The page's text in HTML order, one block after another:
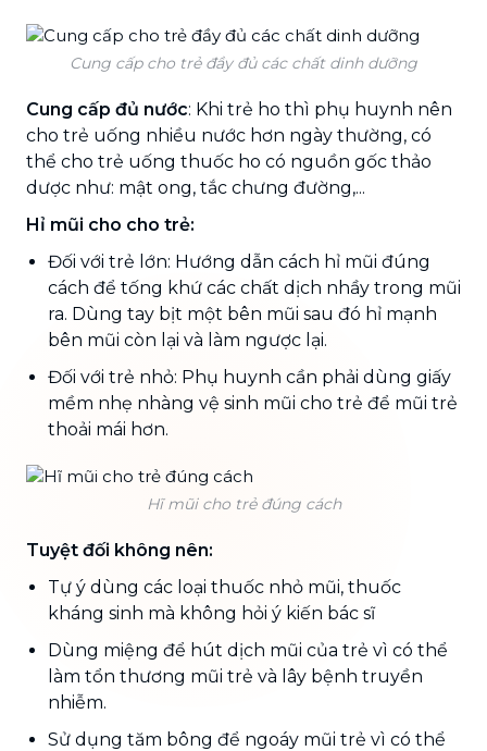
Cung cấp cho trẻ đầy đủ các chất dinh dưỡng
Cung cấp đủ nước: Khi trẻ ho thì phụ huynh nên
cho trẻ uống nhiều nước hơn ngày thường, có
thể cho trẻ uống thuốc ho có nguồn gốc thảo
dược như: mật ong, tắc chưng đường,...
Hỉ mũi cho cho trẻ:
Đối với trẻ lớn: Hướng dẫn cách hỉ mũi đúng
cách để tống khứ các chất dịch nhầy trong mũi
ra. Dùng tay bịt một bên mũi sau đó hỉ mạnh
bên mũi còn lại và làm ngược lại.
Đối với trẻ nhỏ: Phụ huynh cần phải dùng giấy
mềm nhẹ nhàng vệ sinh mũi cho trẻ để mũi trẻ
thoải mái hơn.
Hĩ mũi cho trẻ đúng cách
Tuyệt đối không nên:
Tự ý dùng các loại thuốc nhỏ mũi, thuốc
kháng sinh mà không hỏi ý kiến bác sĩ
Dùng miệng để hút dịch mũi của trẻ vì có thể
làm tổn thương mũi trẻ và lây bệnh truyền
nhiễm.
Sử dụng tăm bông để ngoáy mũi trẻ vì có thể